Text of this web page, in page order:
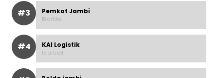
#3 Pemkot Jambi
18 artikel
#4 KAI Logistik
15 artikel